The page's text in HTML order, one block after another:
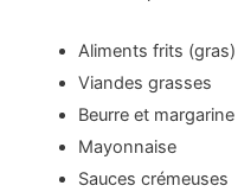
Aliments frits (gras)
Viandes grasses
Beurre et margarine
Mayonnaise
Sauces crémeuses